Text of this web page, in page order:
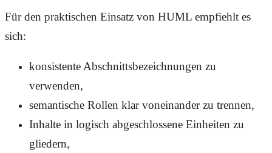
Für den praktischen Einsatz von HUML empfiehlt es
sich:
konsistente Abschnittsbezeichnungen zu
verwenden,
semantische Rollen klar voneinander zu trennen,
Inhalte in logisch abgeschlossene Einheiten zu
gliedern,